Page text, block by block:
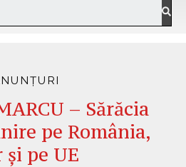
– Sărăcia
pe România,
și pe UE